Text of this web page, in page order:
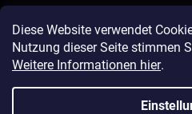
Diese Website verwendet
Nutzung dieser Seite stimmen
Weitere Informationen hier.
Instagram
Erstellt von